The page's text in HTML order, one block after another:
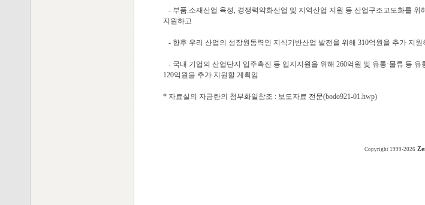
- 부품.소재산업 육성, 경쟁력약화산업 및 지역산업 지원 등 산업구조고도화를 위
지원하고
- 향후 우리 산업의 성장원동력인 지식기반산업 발전을 위해 310억원을 추가 지원
- 국내 기업의 산업단지 입주촉진 등 입지지원을 위해 260억원 및 유통·물류 등 유
120억원을 추가 지원할 계획임
* 자료실의 자금란의 첨부화일참조 : 보도자료 전문(bodo921-01.hwp)
Copyright 1999-2026